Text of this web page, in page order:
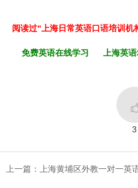
阅读过“上海日常英语口语培训机
免费英语在线学习 上海英
3
上一篇：上海黄埔区外教一对一英